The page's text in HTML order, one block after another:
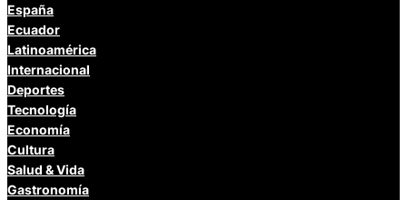
España
Ecuador
Latinoamérica
Internacional
Deportes
Tecnología
Economía
Cultura
Salud & Vida
Gastronomía